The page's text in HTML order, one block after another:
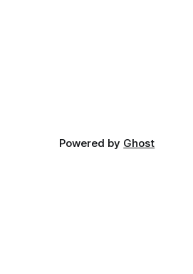
Powered by Ghost